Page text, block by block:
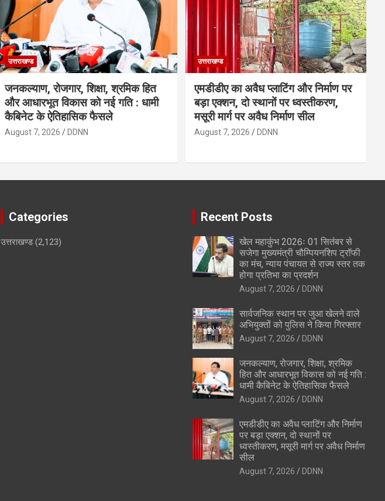
उत्तराखण्ड
जनकल्याण, रोजगार, शिक्षा, श्रमिक हित
और आधारभूत विकास को नई गति : धामी
कैबिनेट के ऐतिहासिक फैसले
August 7, 2026 DDNN
उत्तराखण्ड
एमडीडीए का अवैध प्लाटिंग और निर्माण पर
बड़ा एक्शन, दो स्थानों पर ध्वस्तीकरण,
मसूरी मार्ग पर अवैध निर्माण सील
August 7, 2026 DDNN
Categories
उत्तराखण्ड(2,123)
Recent Posts
खेल महाकुंभ 2026ः 01 सितंबर से
सजेगा मुख्यमंत्री चौम्पियनशिप ट्रॉफी
का मंच, न्याय पंचायत से राज्य स्तर तक
होगा प्रतिभा का प्रदर्शन
August 7, 2026 DDNN
सार्वजनिक स्थान पर जुआ खेलने वाले
अभियुक्तों को पुलिस ने किया गिरफ्तार
August 7, 2026 DDNN
जनकल्याण, रोजगार, शिक्षा, श्रमिक
हित और आधारभूत विकास को नई गति :
धामी कैबिनेट के ऐतिहासिक फैसले
August 7, 2026 DDNN
एमडीडीए का अवैध प्लाटिंग और निर्माण
पर बड़ा एक्शन, दो स्थानों पर
ध्वस्तीकरण, मसूरी मार्ग पर अवैध निर्माण
सील
August 7, 2026 DDNN